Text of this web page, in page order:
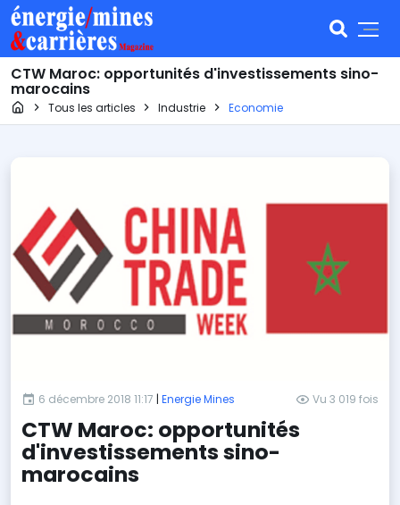
CTW Maroc: opportunités d'investissements sino-
marocains
Page d'accueil
Tous les articles Industrie Economie
6 décembre 2018 11:17 | Energie Mines Vu 3 019 fois
CTW Maroc: opportunités
d'investissements sino-
marocains